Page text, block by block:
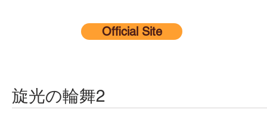
Official Site
旋光の輪舞2